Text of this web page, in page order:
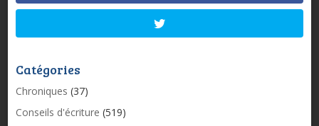
Catégories
Chroniques (37)
Conseils d'écriture (519)